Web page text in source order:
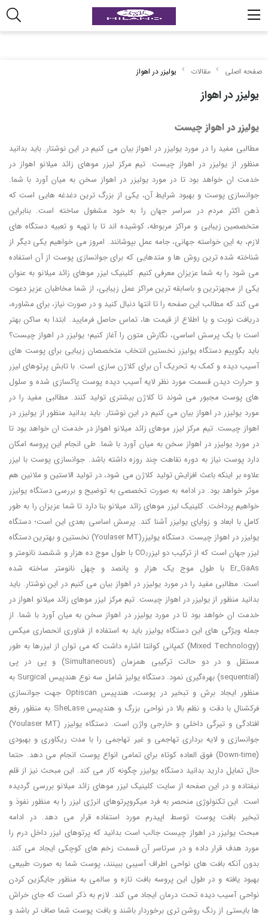
صفحه اصلی مقالات یولیزر در اهواز
یولیزر در اهواز
یولیزر در اهواز چیست
مطالبی مفید را در مورد یولیزر در اهواز بیان می کنیم در این نوشتار. باید بدانید
منظور از یولیزر در اهواز چیست. تیم مرکز لیزر موهای زائد میلانو اهواز در
خدمت ان خواهد بود تا در مورد یولیزر در اهواز سخن به میان آورد با شما.
جوانسازی پوست و بهبود شرایط آن، یکی از بزرگ ترین دغدغه هایی است که
ذهن اکثر مردم در سراسر جهان را به خود مشغول ساخته است. بنابراین
متخصصین زیبایی و مراکز مربوطه، کوشیده اند تا با تهیه و تعبیه دستگاه های
لازم، به این خواسته جهانی، جامه عمل بپوشانند. امروز می خواهیم یکی دیگر از
شناخته شده ترین روش ها و متدهایی که برای جوانسازی پوست از آن استفاده
می شود را به شما عزیزان معرفی کنیم. کلینیک لیزر موهای زائد میلانو به عنوان
یکی از مجهزترین و باسابقه ترین مراکز عمل زیبایی، از شما مخاطبان عزیز دعوت
می کند که مطالب این صفحه را تا انتها دنبال کنید و در صورت نیاز، برای مشاوره،
دریافت نوبت و یا اطلاع از قیمت ها، تماس حاصل فرمایید. ابتدا به ساکن بهتر
است با یک پرسش اساسی، نگارش متون را آغاز کنیم؛ یولیزر در اهواز چیست؟
باید بگوییم دستگاه یولیزر نخستین انتخاب متخصصان زیبایی برای پوست‌ های
آسیب دیده و کمک به تحریک آن برای کلاژن ‌سازی است. با تابش پرتوهای لیزر
و حرارت دیدن قسمت مورد نظر لایه‌ آسیب دیده پوست پاکسازی شده و سلول‌
های پوست مجبور می شوند تا کلاژن بیشتری تولید کنند. مطالبی مفید را در
مورد یولیزر در اهواز بیان می کنیم در این نوشتار. باید بدانید منظور از یولیزر در
اهواز چیست. تیم مرکز لیزر موهای زائد میلانو اهواز در خدمت ان خواهد بود تا
در مورد یولیزر در اهواز سخن به میان آورد با شما. طی انجام این پروسه امکان
دارد پوست نیاز به دوره نقاهت چند روزه داشته باشد. جوانسازی پوست با لیزر
علاوه بر اینکه باعث افزایش تولید کلاژن می شود، در تولید الاستین و ملانین هم
موثر خواهد بود. در ادامه به صورت تخصصی به توضیح و بررسی دستگاه یولیزر
خواهیم پرداخت. کلینیک لیزر موهای زائد میلانو بنا دارد تا شما عزیزان را به طور
کامل با ابعاد و زوایای یولیزر آشنا کند. پرسش اساسی بعدی این است؛ دستگاه
یولیزر در اهواز چیست. دستگاه یولیزر(Youlaser MT) نخستین و بهترین دستگاه
لیزر جهان است که از ترکیب دو لیزرCO₂ با طول موج ده هزار و ششصد نانومتر و
Er_GaAs با طول موج یک هزار و پانصد و چهل نانومتر ساخته شده
است. مطالبی مفید را در مورد یولیزر در اهواز بیان می کنیم در این نوشتار. باید
بدانید منظور از یولیزر در اهواز چیست. تیم مرکز لیزر موهای زائد میلانو اهواز در
خدمت ان خواهد بود تا در مورد یولیزر در اهواز سخن به میان آورد با شما. از
جمله ویژگی ‌های این دستگاه یولیزر باید به استفاده از فناوری انحصاری میکس
(Mixed Technology) کمپانی کوانتا اشاره داشت که می توان از لیزرها به طور
مستقل و در دو حالت ترکیبی همزمان (Simultaneous) و پی‌ در پی
(sequential) بهره‌گیری نمود. دستگاه یولیز شامل سه نوع هندپیس Surgical به
منظور ایجاد برش و تبخیر در پوست، هندپیس Optiscan جهت جوانسازی
فرکشنال با دقت و نظم بالا در نواحی بزرگ و هندپیس SheLase به منظور رفع
افتادگی و تیرگی داخلی و خارجی واژن است. دستگاه یولیزر (Youlaser MT)
جوانسازی و لایه برداری تهاجمی و غیر تهاجمی را با مدت ریکاوری و بهبودی
(Down-time) فوق ‌العاده کوتاه برای تمامی انواع پوست انجام می ‌دهد. حتما
حال تمایل دارید بدانید دستگاه یولیزر چگونه کار می کند. این مبحث نیز از قلم
نیفتاده و در این صفحه از سایت کلینیک لیزر موهای زائد میلانو بررسی گردیده
است. این تکنولوژی منحصر به ‌فرد میکروپرتوهای انرژی لیزر را به منظور نفوذ و
تبخیر بافت پوست توسط اپیدرم مورد استفاده قرار می ‌دهد. در ادامه
مبحث یولیزر در اهواز چیست جالب است بدانید که پرتوهای لیزر داخل درم را
مورد هدف قرار داده و در سرتاسر آن قسمت زخم ‌های کوچکی ایجاد می کند.
بدون آنکه بافت ‌های نواحی اطراف آسیبی ببینند، پوست شما به صورت طبیعی
بهبود یافته و در طول این پروسه بافت تازه و سالمی به منظور جایگزین کردن
نواحی آسیب‌ دیده تحت درمان ایجاد می کند. لازم به ذکر است که جای خراش
‌ها بایستی از رنگ روشن‌ تری برخوردار باشند و بافت پوست شما صاف ‌تر باشد و